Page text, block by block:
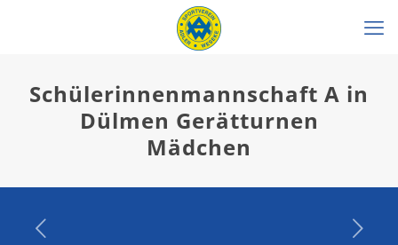
Schülerinnenmannschaft A in
Dülmen Gerätturnen
Mädchen